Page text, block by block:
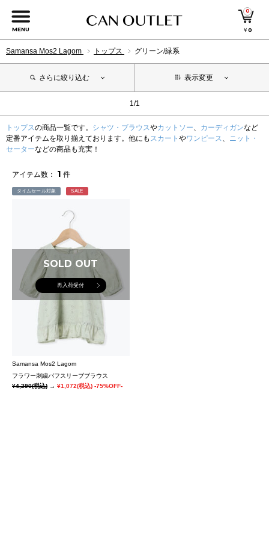
MENU
0
￥0
Samansa Mos2 Lagom トップス グリーン/緑系
さらに絞り込む 表示変更
1/1
トップスの商品一覧です。 シャツ・ブラウスやカットソー、 カーディガンなど
定番アイテムを取り揃えております。他にも スカート やワンピース、 ニット・
セーターなどの商品も充実！
アイテム数： 1 件
タイムセール対象 SALE
SOLD OUT
再入荷受付
Samansa Mos2 Lagom
フラワー刺繍パフスリーブブラウス
¥4,290(税込) → ¥1,072(税込) -75%OFF-